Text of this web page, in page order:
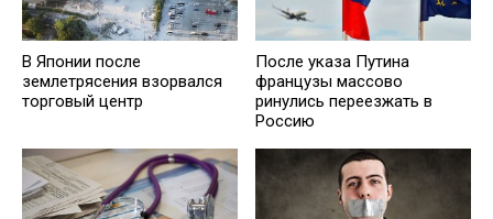
В Японии после
землетрясения взорвался
торговый центр
После указа Путина
французы массово
ринулись переезжать в
Россию